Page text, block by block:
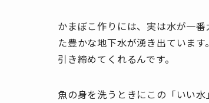
かまぼこ作りには、実は水が一
た豊かな地下水が湧き出ていま
引き締めてくれるんです。
魚の身を洗うときにこの「いい